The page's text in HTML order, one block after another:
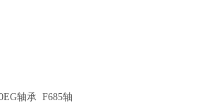
轴承 F685轴